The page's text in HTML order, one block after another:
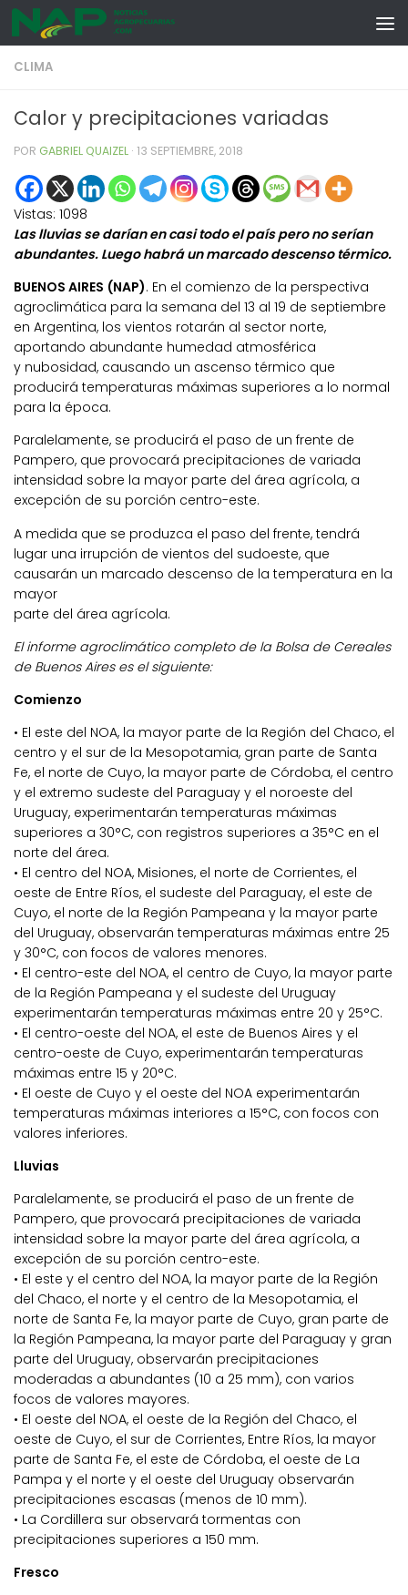
Skip to content
CLIMA
Calor y precipitaciones variadas
POR GABRIEL QUAIZEL · 13 SEPTIEMBRE, 2018
Vistas: 1098
Las lluvias se darían en casi todo el país pero no serían
abundantes. Luego habrá un marcado descenso térmico.
BUENOS AIRES (NAP). En el comienzo de la perspectiva
agroclimática para la semana del 13 al 19 de septiembre
en Argentina, los vientos rotarán al sector norte,
aportando abundante humedad atmosférica
y nubosidad, causando un ascenso térmico que
producirá temperaturas máximas superiores a lo normal
para la época.
Paralelamente, se producirá el paso de un frente de
Pampero, que provocará precipitaciones de variada
intensidad sobre la mayor parte del área agrícola, a
excepción de su porción centro-este.
A medida que se produzca el paso del frente, tendrá
lugar una irrupción de vientos del sudoeste, que
causarán un marcado descenso de la temperatura en la
mayor
parte del área agrícola.
El informe agroclimático completo de la Bolsa de Cereales
de Buenos Aires es el siguiente:
Comienzo
• El este del NOA, la mayor parte de la Región del Chaco, el
centro y el sur de la Mesopotamia, gran parte de Santa
Fe, el norte de Cuyo, la mayor parte de Córdoba, el centro
y el extremo sudeste del Paraguay y el noroeste del
Uruguay, experimentarán temperaturas máximas
superiores a 30°C, con registros superiores a 35°C en el
norte del área.
• El centro del NOA, Misiones, el norte de Corrientes, el
oeste de Entre Ríos, el sudeste del Paraguay, el este de
Cuyo, el norte de la Región Pampeana y la mayor parte
del Uruguay, observarán temperaturas máximas entre 25
y 30°C, con focos de valores menores.
• El centro-este del NOA, el centro de Cuyo, la mayor parte
de la Región Pampeana y el sudeste del Uruguay
experimentarán temperaturas máximas entre 20 y 25°C.
• El centro-oeste del NOA, el este de Buenos Aires y el
centro-oeste de Cuyo, experimentarán temperaturas
máximas entre 15 y 20°C.
• El oeste de Cuyo y el oeste del NOA experimentarán
temperaturas máximas interiores a 15°C, con focos con
valores inferiores.
Lluvias
Paralelamente, se producirá el paso de un frente de
Pampero, que provocará precipitaciones de variada
intensidad sobre la mayor parte del área agrícola, a
excepción de su porción centro-este.
• El este y el centro del NOA, la mayor parte de la Región
del Chaco, el norte y el centro de la Mesopotamia, el
norte de Santa Fe, la mayor parte de Cuyo, gran parte de
la Región Pampeana, la mayor parte del Paraguay y gran
parte del Uruguay, observarán precipitaciones
moderadas a abundantes (10 a 25 mm), con varios
focos de valores mayores.
• El oeste del NOA, el oeste de la Región del Chaco, el
oeste de Cuyo, el sur de Corrientes, Entre Ríos, la mayor
parte de Santa Fe, el este de Córdoba, el oeste de La
Pampa y el norte y el oeste del Uruguay observarán
precipitaciones escasas (menos de 10 mm).
• La Cordillera sur observará tormentas con
precipitaciones superiores a 150 mm.
Fresco